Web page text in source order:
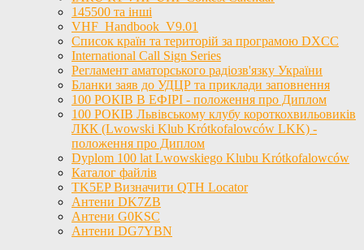
145500 та інші
VHF_Handbook_V9.01
Список країн та територій за програмою DXCC
International Call Sign Series
Регламент аматорського радіозв'язку України
Бланки заяв до УДЦР та приклади заповнення
100 РОКІВ В ЕФІРІ - положення про Диплом
100 РОКІВ Львівському клубу короткохвильовиків
ЛКК (Lwowski Klub Krótkofalowców LKK) -
положення про Диплом
Dyplom 100 lat Lwowskiego Klubu Krótkofalowców
Каталог файлів
TK5EP Визначити QTH Locator
Антени DK7ZB
Антени G0KSC
Антени DG7YBN